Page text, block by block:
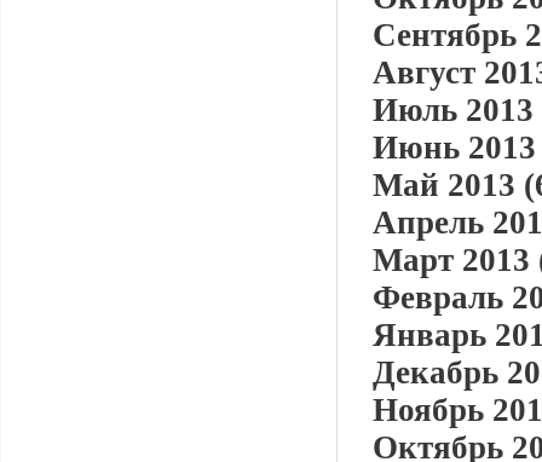
Сентябрь
Август
Июль 2013
Июнь 2013
Май 2013
Апрель
Март 2013
Февраль
Январь
Декабрь
Ноябрь
Октябрь